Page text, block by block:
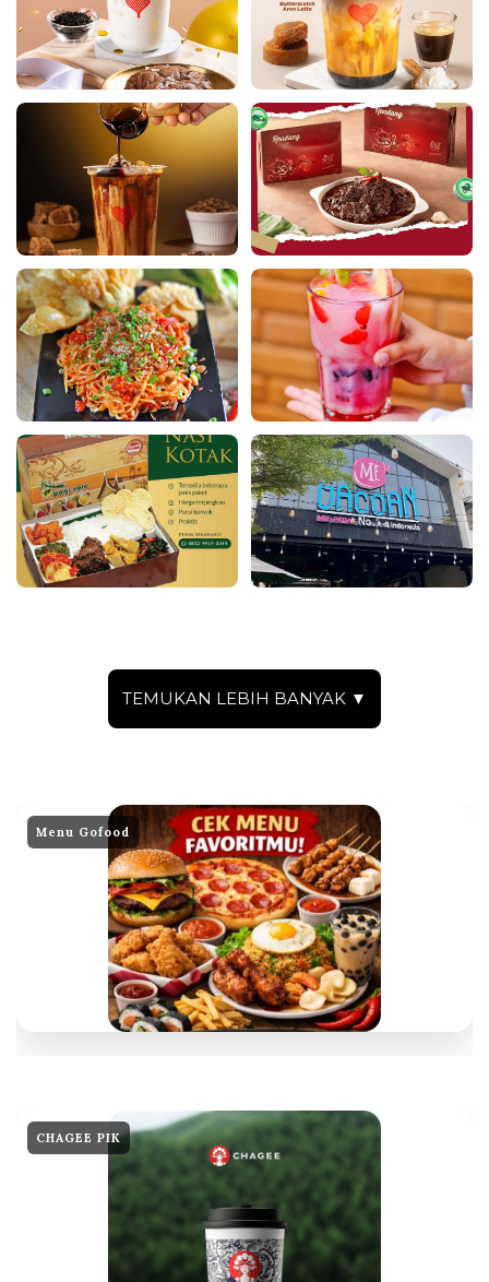
TEMUKAN LEBIH BANYAK ▼
Menu Gofood
CHAGEE PIK